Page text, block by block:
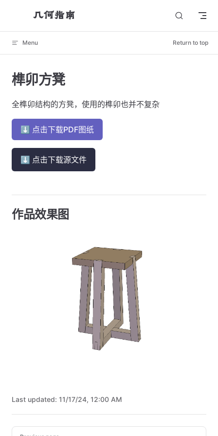
Skip to content
几何指南
Menu Return to top
榫卯方凳
全榫卯结构的方凳，使用的榫卯也并不复杂
⬇ 点击下载PDF图纸
⬇ 点击下载源文件
作品效果图
Last updated: 11/17/24, 12:00 AM
Pager